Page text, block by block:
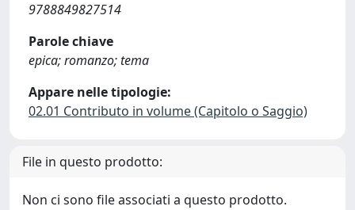
9788849827514
Parole chiave
epica; romanzo; tema
Appare nelle tipologie:
02.01 Contributo in volume (Capitolo o Saggio)
File in questo prodotto:
Non ci sono file associati a questo prodotto.